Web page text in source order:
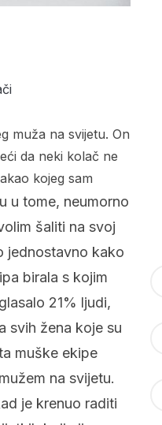
muža na svijetu. On
da neki kolač ne
kojeg sam
u tome, neumorno
šaliti na svoj
jednostavno kako
birala s kojim
21% ljudi,
svih žena koje su
muške ekipe
na svijetu.
je krenuo raditi